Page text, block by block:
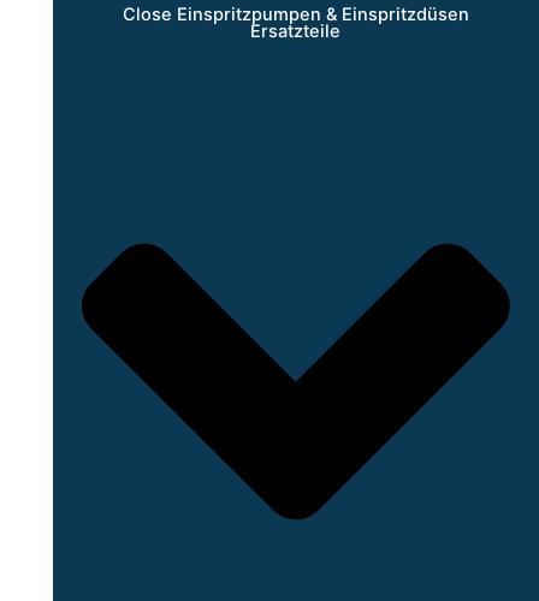
Close Einspritzpumpen & Einspritzdüsen
Ersatzteile